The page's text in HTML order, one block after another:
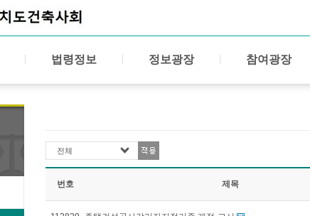
법령정보 정보광장 참여광장
전체
번호 제목